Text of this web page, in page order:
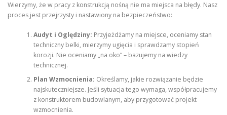
Wierzymy, że w pracy z konstrukcją nośną nie ma miejsca na błędy. Nasz
proces jest przejrzysty i nastawiony na bezpieczeństwo:
Audyt i Oględziny: Przyjeżdżamy na miejsce, oceniamy stan
techniczny belki, mierzymy ugięcia i sprawdzamy stopień
korozji. Nie oceniamy „na oko” – bazujemy na wiedzy
technicznej.
Plan Wzmocnienia: Określamy, jakie rozwiązanie będzie
najskuteczniejsze. Jeśli sytuacja tego wymaga, współpracujemy
z konstruktorem budowlanym, aby przygotować projekt
wzmocnienia.